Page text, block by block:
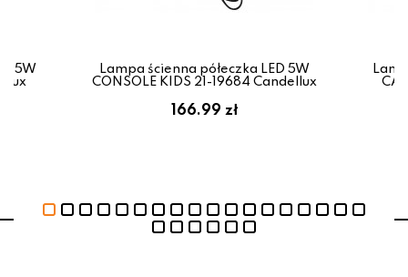
5W
Lampa ścienna półeczka LED 5W
CONSOLE KIDS 21-19684 Candellux
166.99 zł